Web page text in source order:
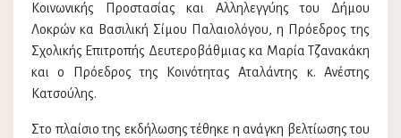
Κοινωνικής Προστασίας και Αλληλεγγύης του Δήμου
Λοκρών κα Βασιλική Σίμου Παλαιολόγου, η Πρόεδρος της
Σχολικής Επιτροπής Δευτεροβάθμιας κα Μαρία Τζανακάκη
και ο Πρόεδρος της Κοινότητας Αταλάντης κ. Ανέστης
Κατσούλης.
Στο πλαίσιο της εκδήλωσης τέθηκε η ανάγκη βελτίωσης του